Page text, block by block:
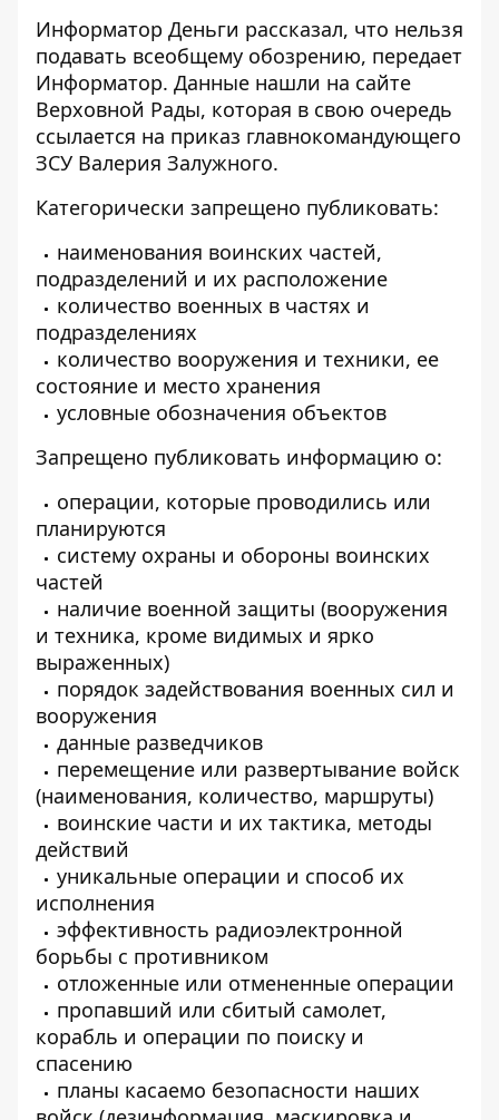
Информатор Деньги рассказал, что нельзя
подавать всеобщему обозрению, передает
Информатор. Данные нашли на сайте
Верховной Рады, которая в свою очередь
ссылается на приказ главнокомандующего
ЗСУ Валерия Залужного.
Категорически запрещено публиковать:
наименования воинских частей,
подразделений и их расположение
количество военных в частях и
подразделениях
количество вооружения и техники, ее
состояние и место хранения
условные обозначения объектов
Запрещено публиковать информацию о:
операции, которые проводились или
планируются
систему охраны и обороны воинских
частей
наличие военной защиты (вооружения
и техника, кроме видимых и ярко
выраженных)
порядок задействования военных сил и
вооружения
данные разведчиков
перемещение или развертывание войск
(наименования, количество, маршруты)
воинские части и их тактика, методы
действий
уникальные операции и способ их
исполнения
эффективность радиоэлектронной
борьбы с противником
отложенные или отмененные операции
пропавший или сбитый самолет,
корабль и операции по поиску и
спасению
планы касаемо безопасности наших